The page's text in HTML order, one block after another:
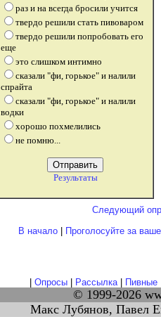
раз и на всегда бросили учится
твердо решили стать пивоваром
твердо решили попробовать его
еще
это слишком интимно
сказали "фи, горькое" и налили
спрайта
сказали "фи, горькое" и налили
водки
хорошо похмелились
не помню...
Результаты
Следующий
В начало
Проголосуйте за
Опросы| Рассылка| Пивные
© 1999-2026
Макс Лубянов, Павел